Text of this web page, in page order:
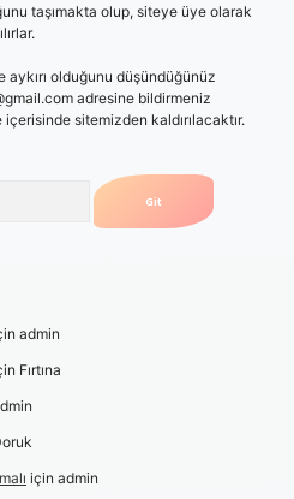
taşımakta olup, siteye üye olarak
olduğunu düşündüğünüz
adresine bildirmeniz
sitemizden kaldırılacaktır.
admin
Fırtına
için admin